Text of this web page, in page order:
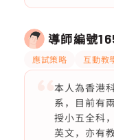
導師編號
應試策略 互動教
本人為香港
系，目前有
授小五全科
英文，亦有